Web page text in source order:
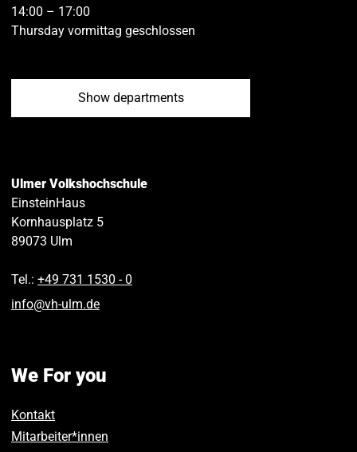
14:00 – 17:00
Thursday vormittag geschlossen
Show departments
Ulmer Volkshochschule
EinsteinHaus
Kornhausplatz 5
89073 Ulm
Tel.: +49 731 1530 ‑ 0
info@vh-ulm.de
We For you
Kontakt
Mitarbeiter*innen